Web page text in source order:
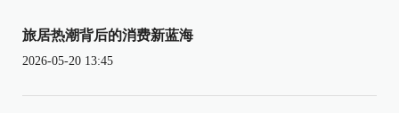
旅居热潮背后的消费新蓝海
2026-05-20 13:45